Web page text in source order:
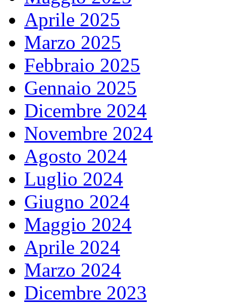
Aprile 2025
Marzo 2025
Febbraio 2025
Gennaio 2025
Dicembre 2024
Novembre 2024
Agosto 2024
Luglio 2024
Giugno 2024
Maggio 2024
Aprile 2024
Marzo 2024
Dicembre 2023